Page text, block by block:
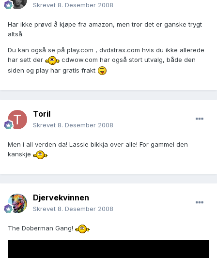
Skrevet 8. Desember 2008
Har ikke prøvd å kjøpe fra amazon, men tror det er ganske trygt
altså.
Du kan også se på play.com , dvdstrax.com hvis du ikke allerede
har sett der
cdwow.com har også stort utvalg, både den
siden og play har gratis frakt
Toril
Skrevet 8. Desember 2008
Men i all verden da! Lassie bikkja over alle! For gammel den
kanskje
Djervekvinnen
Skrevet 8. Desember 2008
The Doberman Gang!